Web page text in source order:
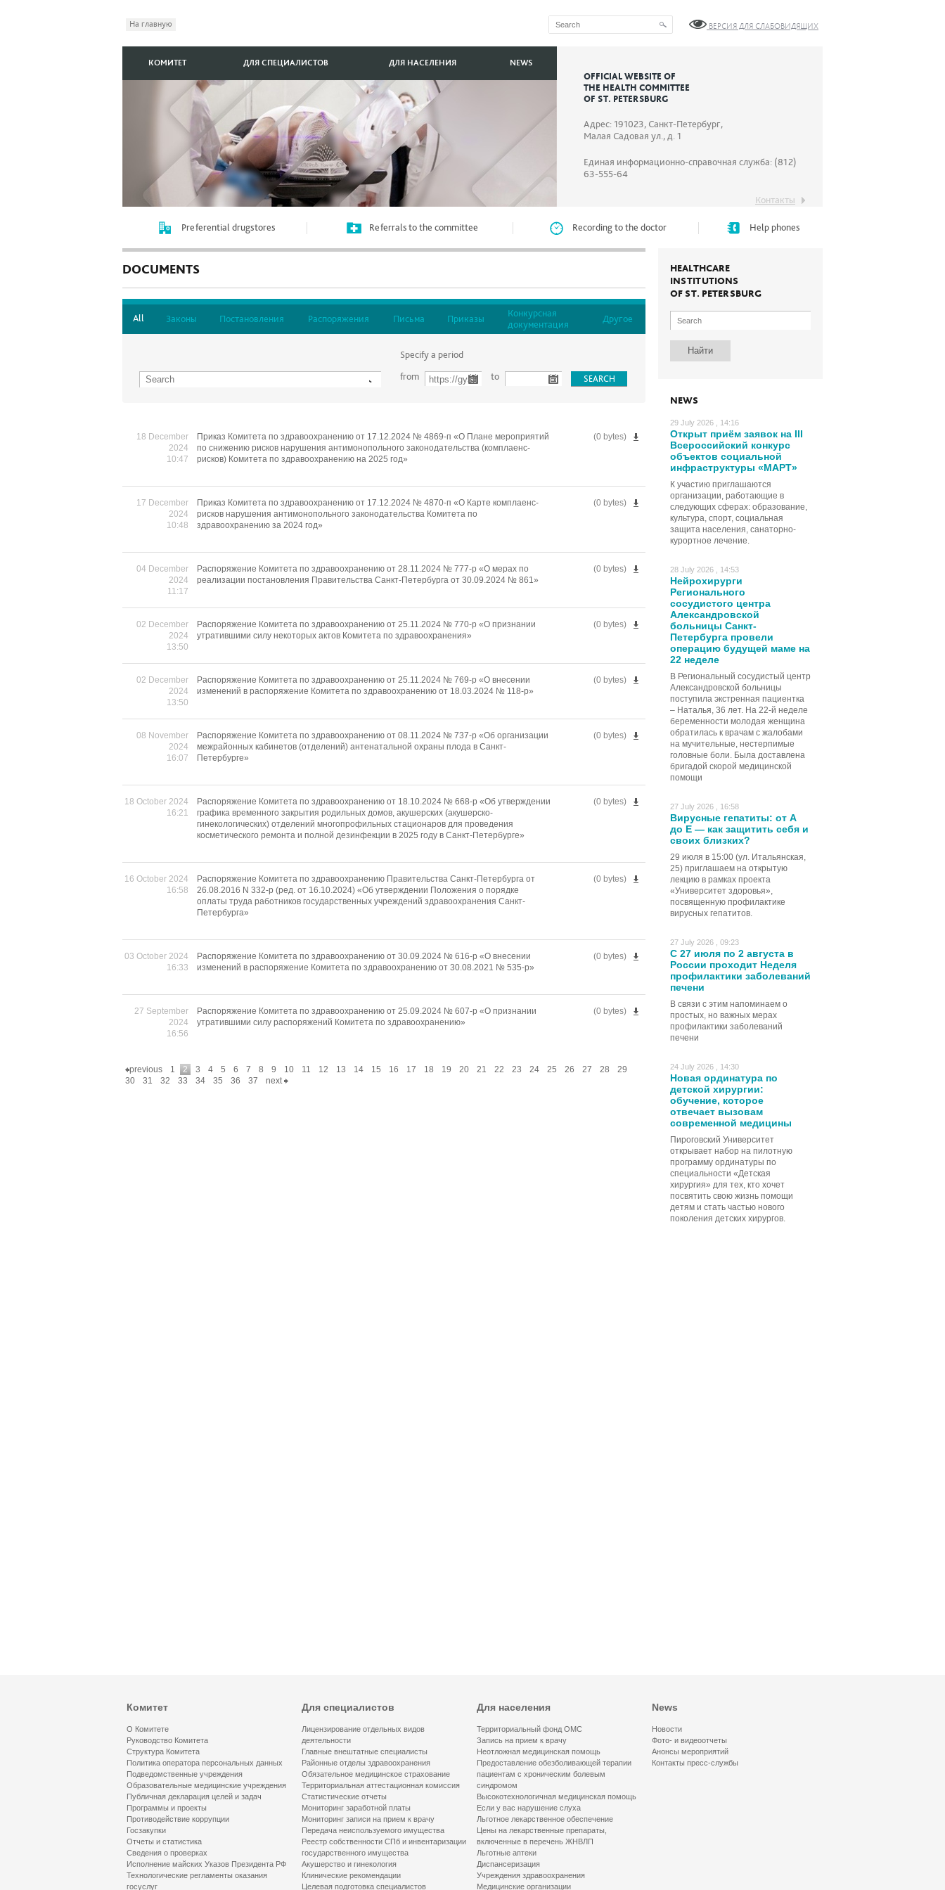
На главную ВЕРСИЯ ДЛЯ СЛАБОВИДЯЩИХ
OFFICIAL WEBSITE OF
THE HEALTH COMMITTEE
OF ST. PETERSBURG
Адрес: 191023, Санкт-Петербург,
Малая Садовая ул., д. 1
Единая информационно-справочная служба: (812)
63-555-64
Контакты
КОМИТЕТ ДЛЯ СПЕЦИАЛИСТОВ ДЛЯ НАСЕЛЕНИЯ NEWS
Preferential drugstores Referrals to the committee Recording to the doctor Help phones
HEALTHCARE
INSTITUTIONS
OF ST. PETERSBURG
NEWS
29 July 2026 , 14:16
Открыт приём заявок на III
Всероссийский конкурс
объектов социальной
инфраструктуры «МАРТ»
К участию приглашаются
организации, работающие в
следующих сферах: образование,
культура, спорт, социальная
защита населения, санаторно-
курортное лечение.
28 July 2026 , 14:53
Нейрохирурги
Регионального
сосудистого центра
Александровской
больницы Санкт-
Петербурга провели
операцию будущей маме на
22 неделе
В Региональный сосудистый центр
Александровской больницы
поступила экстренная пациентка
– Наталья, 36 лет. На 22-й неделе
беременности молодая женщина
обратилась к врачам с жалобами
на мучительные, нестерпимые
головные боли. Была доставлена
бригадой скорой медицинской
помощи
27 July 2026 , 16:58
Вирусные гепатиты: от А
до Е — как защитить себя и
своих близких?
29 июля в 15:00 (ул. Итальянская,
25) приглашаем на открытую
лекцию в рамках проекта
«Университет здоровья»,
посвященную профилактике
вирусных гепатитов.
27 July 2026 , 09:23
С 27 июля по 2 августа в
России проходит Неделя
профилактики заболеваний
печени
В связи с этим напоминаем о
простых, но важных мерах
профилактики заболеваний
печени
24 July 2026 , 14:30
Новая ординатура по
детской хирургии:
обучение, которое
отвечает вызовам
современной медицины
Пироговский Университет
открывает набор на пилотную
программу ординатуры по
специальности «Детская
хирургия» для тех, кто хочет
посвятить свою жизнь помощи
детям и стать частью нового
поколения детских хирургов.
DOCUMENTS
All Законы Постановления Распоряжения Письма Приказы
Конкурсная
документация
Другое
Specify a period
from
to
18 December
2024
10:47
(0 bytes)
Приказ Комитета по здравоохранению от 17.12.2024 № 4869-п «О Плане мероприятий
по снижению рисков нарушения антимонопольного законодательства (комплаенс-
рисков) Комитета по здравоохранению на 2025 год»
17 December
2024
10:48
(0 bytes)
Приказ Комитета по здравоохранению от 17.12.2024 № 4870-п «О Карте комплаенс-
рисков нарушения антимонопольного законодательства Комитета по
здравоохранению за 2024 год»
04 December
2024
11:17
(0 bytes)
Распоряжение Комитета по здравоохранению от 28.11.2024 № 777-р «О мерах по
реализации постановления Правительства Санкт-Петербурга от 30.09.2024 № 861»
02 December
2024
13:50
(0 bytes)
Распоряжение Комитета по здравоохранению от 25.11.2024 № 770-р «О признании
утратившими силу некоторых актов Комитета по здравоохранения»
02 December
2024
13:50
(0 bytes)
Распоряжение Комитета по здравоохранению от 25.11.2024 № 769-р «О внесении
изменений в распоряжение Комитета по здравоохранению от 18.03.2024 № 118-р»
08 November
2024
16:07
(0 bytes)
Распоряжение Комитета по здравоохранению от 08.11.2024 № 737-р «Об организации
межрайонных кабинетов (отделений) антенатальной охраны плода в Санкт-
Петербурге»
18 October 2024
16:21
(0 bytes)
Распоряжение Комитета по здравоохранению от 18.10.2024 № 668-р «Об утверждении
графика временного закрытия родильных домов, акушерских (акушерско-
гинекологических) отделений многопрофильных стационаров для проведения
косметического ремонта и полной дезинфекции в 2025 году в Санкт-Петербурге»
16 October 2024
16:58
(0 bytes)
Распоряжение Комитета по здравоохранению Правительства Санкт-Петербурга от
26.08.2016 N 332-р (ред. от 16.10.2024) «Об утверждении Положения о порядке
оплаты труда работников государственных учреждений здравоохранения Санкт-
Петербурга»
03 October 2024
16:33
(0 bytes)
Распоряжение Комитета по здравоохранению от 30.09.2024 № 616-р «О внесении
изменений в распоряжение Комитета по здравоохранению от 30.08.2021 № 535-р»
27 September
2024
16:56
(0 bytes)
Распоряжение Комитета по здравоохранению от 25.09.2024 № 607-р «О признании
утратившими силу распоряжений Комитета по здравоохранению»
previous 1 2 3 4 5 6 7 8 9 10 11 12 13 14 15 16 17 18 19 20 21 22 23 24 25 26 27 28
29
30
31 32 33 34 35 36 37 next
Комитет
О Комитете
Руководство Комитета
Структура Комитета
Политика оператора персональных данных
Подведомственные учреждения
Образовательные медицинские учреждения
Публичная декларация целей и задач
Программы и проекты
Противодействие коррупции
Госзакупки
Отчеты и статистика
Сведения о проверках
Исполнение майских Указов Президента РФ
Технологические регламенты оказания
госуслуг
Для специалистов
Лицензирование отдельных видов
деятельности
Главные внештатные специалисты
Районные отделы здравоохранения
Обязательное медицинское страхование
Территориальная аттестационная комиссия
Статистические отчеты
Мониторинг заработной платы
Мониторинг записи на прием к врачу
Передача неиспользуемого имущества
Реестр собственности СПб и инвентаризации
государственного имущества
Акушерство и гинекология
Клинические рекомендации
Целевая подготовка специалистов
Для населения
Территориальный фонд ОМС
Запись на прием к врачу
Неотложная медицинская помощь
Предоставление обезболивающей терапии
пациентам с хроническим болевым
синдромом
Высокотехнологичная медицинская помощь
Если у вас нарушение слуха
Льготное лекарственное обеспечение
Цены на лекарственные препараты,
включенные в перечень ЖНВЛП
Льготные аптеки
Диспансеризация
Учреждения здравоохранения
Медицинские организации
News
Новости
Фото- и видеоотчеты
Анонсы мероприятий
Контакты пресс-службы